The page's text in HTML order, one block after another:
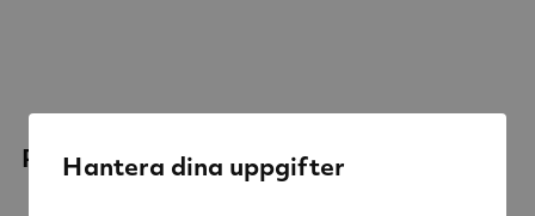
Hantera dina uppgifter
Relaterade produkter